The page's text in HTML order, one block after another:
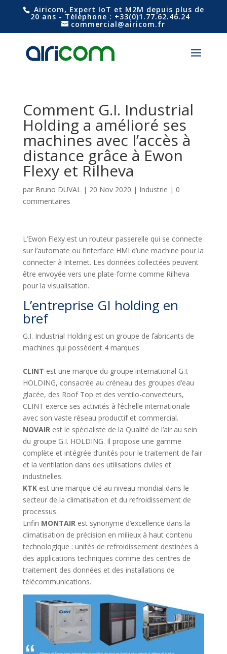
Airicom, Expert IoT et M2M depuis plus de
20 ans - Téléphone : +33(0)1.77.62.46.24
commercial@airicom.fr
Comment G.I. Industrial
Holding a amélioré ses
machines avec l’accès à
distance grâce à Ewon
Flexy et Rilheva
par Bruno DUVAL| 20 Nov 2020 | Industrie | 0
commentaires
L’Ewon Flexy est un routeur passerelle qui se connecte
sur l’automate ou l’interface HMI d’une machine pour la
connecter à Internet. Les données collectées peuvent
être envoyée vers une plate-forme comme Rilheva
pour la visualisation.
L’entreprise GI holding en
bref
G.I. Industrial Holding est un groupe de fabricants de
machines qui possèdent 4 marques.
CLINT est une marque du groupe international G.I.
HOLDING, consacrée au créneau des groupes d’eau
glacée, des Roof Top et des ventilo-convecteurs,
CLINT exerce ses activités à l’échelle internationale
avec son vaste réseau productif et commercial.
NOVAIR est le spécialiste de la Qualité de l’air au sein
du groupe G.I. HOLDING. Il propose une gamme
complète et intégrée d’unités pour le traitement de l’air
et la ventilation dans des utilisations civiles et
industrielles.
KTKest une marque clé au niveau mondial dans le
secteur de la climatisation et du refroidissement de
processus.
Enfin MONTAIRest synonyme d’excellence dans la
climatisation de précision en milieux à haut contenu
technologique : unités de refroidissement destinées à
des applications techniques comme des centres de
traitement des données et des installations de
télécommunications.